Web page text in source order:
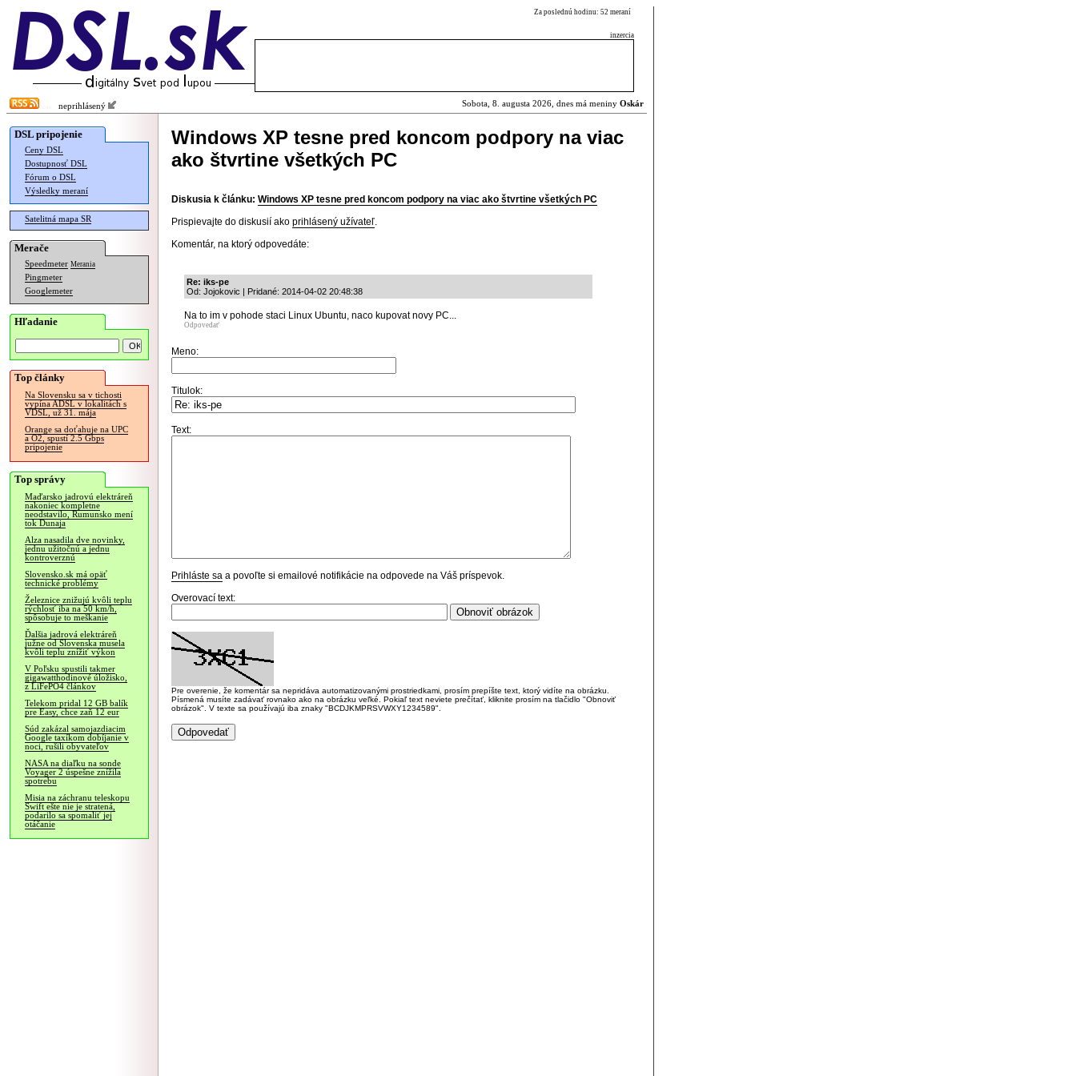
Za poslednú hodinu: 52 meraní
inzercia
neprihlásený Sobota, 8. augusta 2026, dnes má meniny Oskár
DSL pripojenie
Ceny DSL
Dostupnosť DSL
Fórum o DSL
Výsledky meraní
Satelitná mapa SR
Merače
Speedmeter Merania
Pingmeter
Googlemeter
Hľadanie
Top články
Na Slovensku sa v tichosti
vypína ADSL v lokalitách s
VDSL, už 31. mája
Orange sa doťahuje na UPC
a O2, spustí 2.5 Gbps
pripojenie
Top správy
Maďarsko jadrovú elektráreň
nakoniec kompletne
neodstavilo, Rumunsko mení
tok Dunaja
Alza nasadila dve novinky,
jednu užitočnú a jednu
kontroverznú
Slovensko.sk má opäť
technické problémy
Železnice znižujú kvôli teplu
rýchlosť iba na 50 km/h,
spôsobuje to meškanie
Ďalšia jadrová elektráreň
južne od Slovenska musela
kvôli teplu znížiť výkon
V Poľsku spustili takmer
gigawatthodinové úložisko,
z LiFePO4 článkov
Telekom pridal 12 GB balík
pre Easy, chce zaň 12 eur
Súd zakázal samojazdiacim
Google taxíkom dobíjanie v
noci, rušili obyvateľov
NASA na diaľku na sonde
Voyager 2 úspešne znížila
spotrebu
Misia na záchranu teleskopu
Swift ešte nie je stratená,
podarilo sa spomaliť jej
otáčanie
Windows XP tesne pred koncom podpory na viac
ako štvrtine všetkých PC
Diskusia k článku: Windows XP tesne pred koncom podpory na viac ako štvrtine všetkých PC
Prispievajte do diskusií ako prihlásený užívateľ.
Komentár, na ktorý odpovedáte:
Re: iks-pe
Od: Jojokovic | Pridané: 2014-04-02 20:48:38
Na to im v pohode staci Linux Ubuntu, naco kupovat novy PC...
Odpovedať
Meno:
Titulok:
Text:
Prihláste sa a povoľte si emailové notifikácie na odpovede na Váš príspevok.
Overovací text:
Pre overenie, že komentár sa nepridáva automatizovanými prostriedkami, prosím prepíšte text, ktorý vidíte na obrázku.
Písmená musíte zadávať rovnako ako na obrázku veľké. Pokiaľ text neviete prečítať, kliknite prosím na tlačidlo "Obnoviť
obrázok". V texte sa používajú iba znaky "BCDJKMPRSVWXY1234589".